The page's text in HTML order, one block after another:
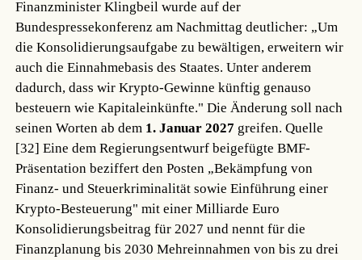
Finanzminister Klingbeil wurde auf der
Bundespressekonferenz am Nachmittag deutlicher: „Um
die Konsolidierungsaufgabe zu bewältigen, erweitern wir
auch die Einnahmebasis des Staates. Unter anderem
dadurch, dass wir Krypto-Gewinne künftig genauso
besteuern wie Kapitaleinkünfte." Die Änderung soll nach
seinen Worten ab dem 1. Januar 2027 greifen.Quelle
[32] Eine dem Regierungsentwurf beigefügte BMF-
Präsentation beziffert den Posten „Bekämpfung von
Finanz- und Steuerkriminalität sowie Einführung einer
Krypto-Besteuerung" mit einer Milliarde Euro
Konsolidierungsbeitrag für 2027 und nennt für die
Finanzplanung bis 2030 Mehreinnahmen von bis zu drei